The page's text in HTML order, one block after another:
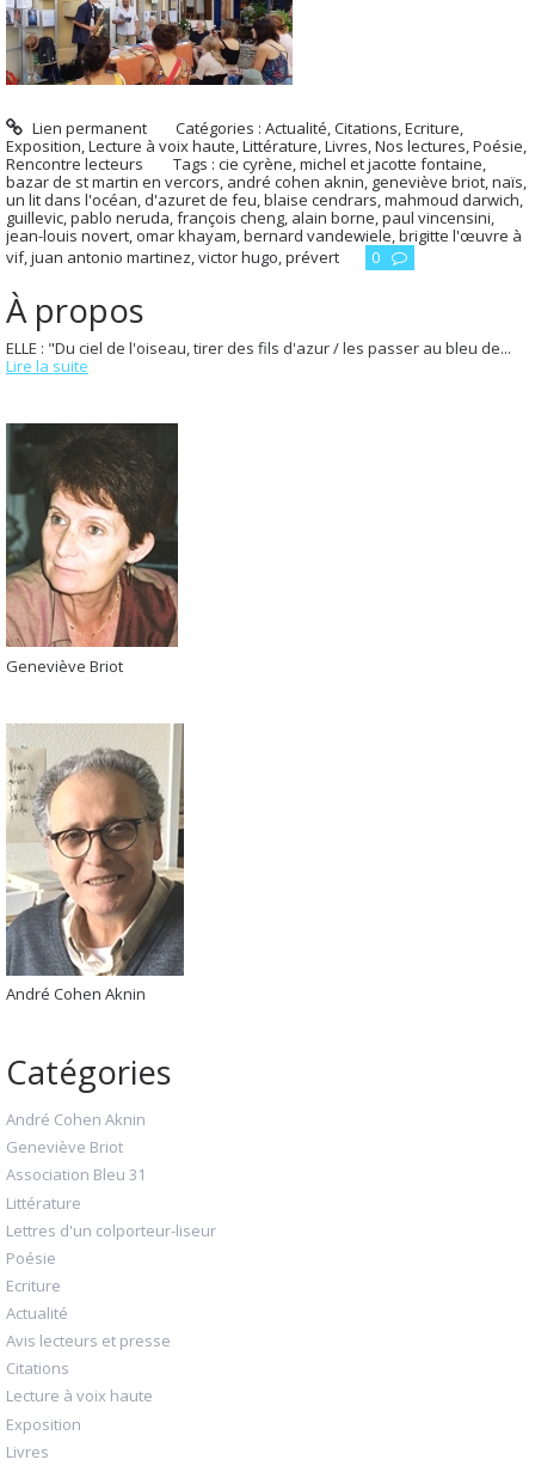
Lien permanent Catégories :Actualité,Citations,Ecriture,
Exposition,Lecture à voix haute,Littérature,Livres,Nos lectures,Poésie,
Rencontre lecteurs
Tags : cie cyrène,michel et jacotte fontaine,
bazar de st martin en vercors, andré cohen aknin, geneviève briot,naïs,
un lit dans l'océan, d'azuret de feu,blaise cendrars,mahmoud darwich,
guillevic,pablo neruda,françois cheng, alain borne,paul vincensini,
jean-louis novert, omar khayam,bernard vandewiele,brigitte l'œuvre à
vif,juan antonio martinez,victor hugo,prévert 0
À propos
ELLE : "Du ciel de l'oiseau, tirer des fils d'azur / les passer au bleu de...
Lire la suite
Geneviève Briot
André Cohen Aknin
Catégories
André Cohen Aknin
Geneviève Briot
Association Bleu 31
Littérature
Lettres d'un colporteur-liseur
Poésie
Ecriture
Actualité
Avis lecteurs et presse
Citations
Lecture à voix haute
Exposition
Livres